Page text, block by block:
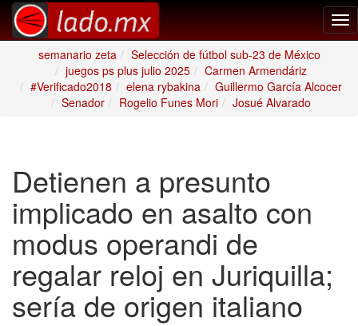
semanario zeta
Selección de fútbol sub-23 de México
juegos ps plus julio 2025
Carmen Armendáriz
#Verificado2018
elena rybakina
Guillermo García Alcocer
Senador
Rogelio Funes Mori Josué Alvarado
Detienen a presunto
implicado en asalto con
modus operandi de
regalar reloj en Juriquilla;
sería de origen italiano